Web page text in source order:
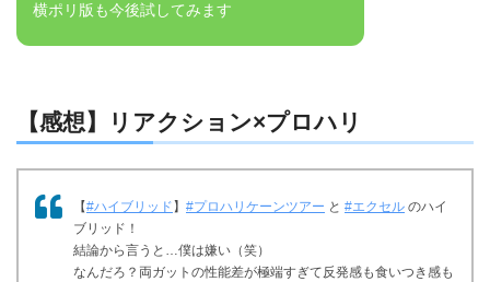
横ポリ版も今後試してみます
【感想】リアクション×プロハリ
【#ハイブリッド】 #プロハリケーンツアー と #エクセル のハイ
ブリッド！
結論から言うと…僕は嫌い（笑）
なんだろ？両ガットの性能差が極端すぎて反発感も食いつき感も